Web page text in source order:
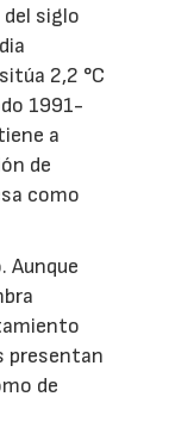
siglo
2,2 °C
1991-
a
de
como
Aunque
presentan
de